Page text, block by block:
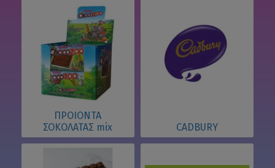
ΠΡΟΙΟΝΤΑ
ΣΟΚΟΛΑΤΑΣ mix
CADBURY